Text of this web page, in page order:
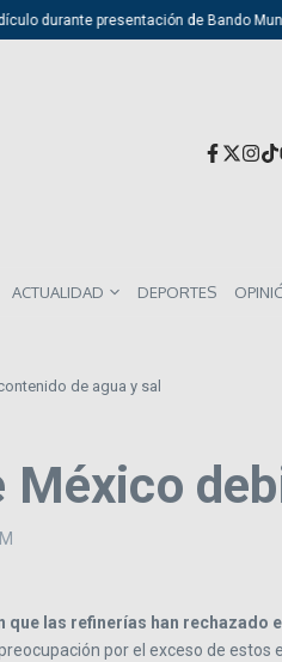
durante presentación de Bando
ACTUALIDAD DEPORTES
de agua y sal
México
las refinerías han
por el exceso de estos